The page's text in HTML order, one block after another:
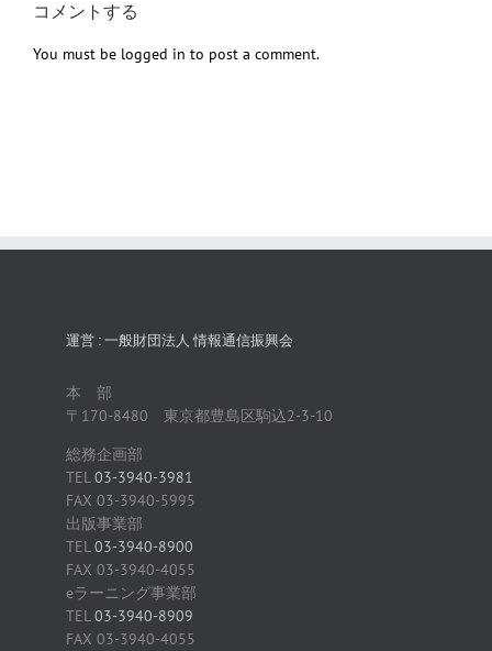
コメントする
You must be logged in to post a comment.
運営 : 一般財団法人 情報通信振興会
本 部
〒170-8480 東京都豊島区駒込2-3-10
総務企画部
TEL03-3940-3981
FAX 03-3940-5995
出版事業部
TEL03-3940-8900
FAX 03-3940-4055
eラーニング事業部
TEL03-3940-8909
FAX 03-3940-4055